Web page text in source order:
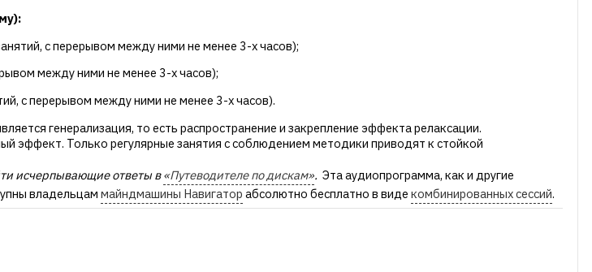
с перерывом между ними не менее 3-х часов);
между ними не менее 3-х часов);
с перерывом между ними не менее 3-х часов).
генерализация, то есть распространение и закрепление эффекта релаксации.
эффект. Только регулярные занятия с соблюдением методики приводят к стойкой
исчерпывающие ответы в«Путеводителе по дискам». Эта аудиопрограмма, как и другие
владельцам майндмашины Навигатор абсолютно бесплатно в виде комбинированных сессий.